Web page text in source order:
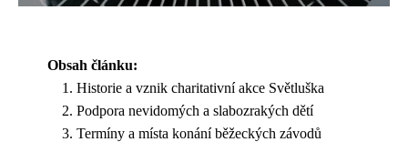
Obsah článku:
Historie a vznik charitativní akce Světluška
Podpora nevidomých a slabozrakých dětí
Termíny a místa konání běžeckých závodů